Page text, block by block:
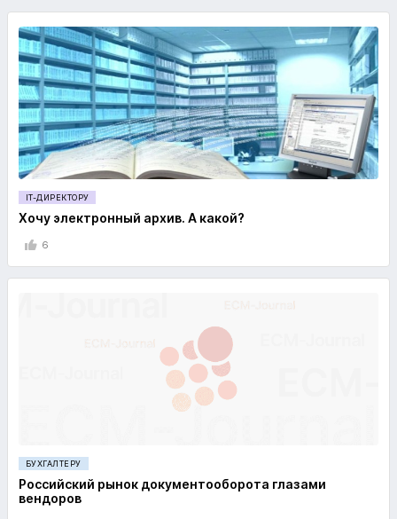
IT-ДИРЕКТОРУ
Хочу электронный архив. А какой?
6
БУХГАЛТЕРУ
Российский рынок документооборота глазами
вендоров